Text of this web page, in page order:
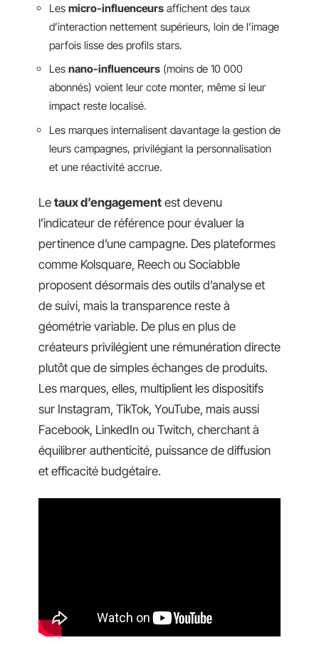
Les micro-influenceurs affichent des taux
d’interaction nettement supérieurs, loin de l’image
parfois lisse des profils stars.
Les nano-influenceurs (moins de 10 000
abonnés) voient leur cote monter, même si leur
impact reste localisé.
Les marques internalisent davantage la gestion de
leurs campagnes, privilégiant la personnalisation
et une réactivité accrue.
Le taux d’engagement est devenu
l’indicateur de référence pour évaluer la
pertinence d’une campagne. Des plateformes
comme Kolsquare, Reech ou Sociabble
proposent désormais des outils d’analyse et
de suivi, mais la transparence reste à
géométrie variable. De plus en plus de
créateurs privilégient une rémunération directe
plutôt que de simples échanges de produits.
Les marques, elles, multiplient les dispositifs
sur Instagram, TikTok, YouTube, mais aussi
Facebook, LinkedIn ou Twitch, cherchant à
équilibrer authenticité, puissance de diffusion
et efficacité budgétaire.